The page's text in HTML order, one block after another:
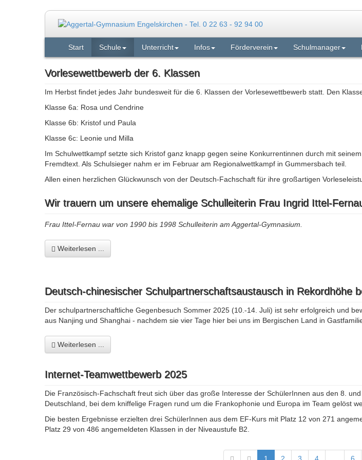
Start Schule Unterricht Infos Förderverein Schulmanager
Vorlesewettbewerb der 6. Klassen
Im Herbst findet jedes Jahr bundesweit für die 6. Klassen der Vorlesewettbewerb statt. Den
Klasse 6a: Rosa und Cendrine
Klasse 6b: Kristof und Paula
Klasse 6c: Leonie und Milla
Im Schulwettkampf setzte sich Kristof ganz knapp gegen seine Konkurrentinnen durch mit
Fremdtext. Als Schulsieger nahm er im Februar am Regionalwettkampf in Gummersbach teil.
Allen einen herzlichen Glückwunsch von der Deutsch-Fachschaft für ihre großartigen
Wir trauern um unsere ehemalige Schulleiterin Frau Ingrid Ittel-
Frau Ittel-Fernau war von 1990 bis 1998 Schulleiterin am Aggertal-Gymnasium.
Weiterlesen ...
Deutsch-chinesischer Schulpartnerschaftsaustausch in Rekordhöhe
Der schulpartnerschaftliche Gegenbesuch Sommer 2025 (10.-14. Juli) ist sehr erfolgreich und
aus Nanjing und Shanghai - nachdem sie vier Tage hier bei uns im Bergischen Land in
Weiterlesen ...
Internet-Teamwettbewerb 2025
Die Französisch-Fachschaft freut sich über das große Interesse der SchülerInnen aus den 8.
Deutschland, bei dem kniffelige Fragen rund um die Frankophonie und Europa im Team gelöst
Die besten Ergebnisse erzielten drei SchülerInnen aus dem EF-Kurs mit Platz 12 von 271
Platz 29 von 486 angemeldeten Klassen in der Niveaustufe B2.